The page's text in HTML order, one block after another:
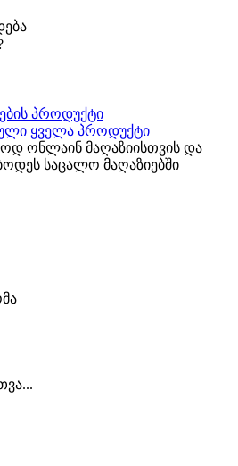
პროდუქტი
ყველა პროდუქტი
ონლაინ მაღაზიისთვის და
საცალო მაღაზიებში